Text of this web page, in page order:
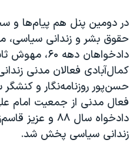
در دومین پنل هم پیام‌ها و
حقوق بشر و زندانی سیاسی،
دادخواهان دهه
کمال‌آبادی فعالان مدنی
حسن‌پور روزنامه‌نگار و
فعال مدنی از جمعیت امام
دادخواه سال ۸۸
زندانی سیاسی پخش شد.